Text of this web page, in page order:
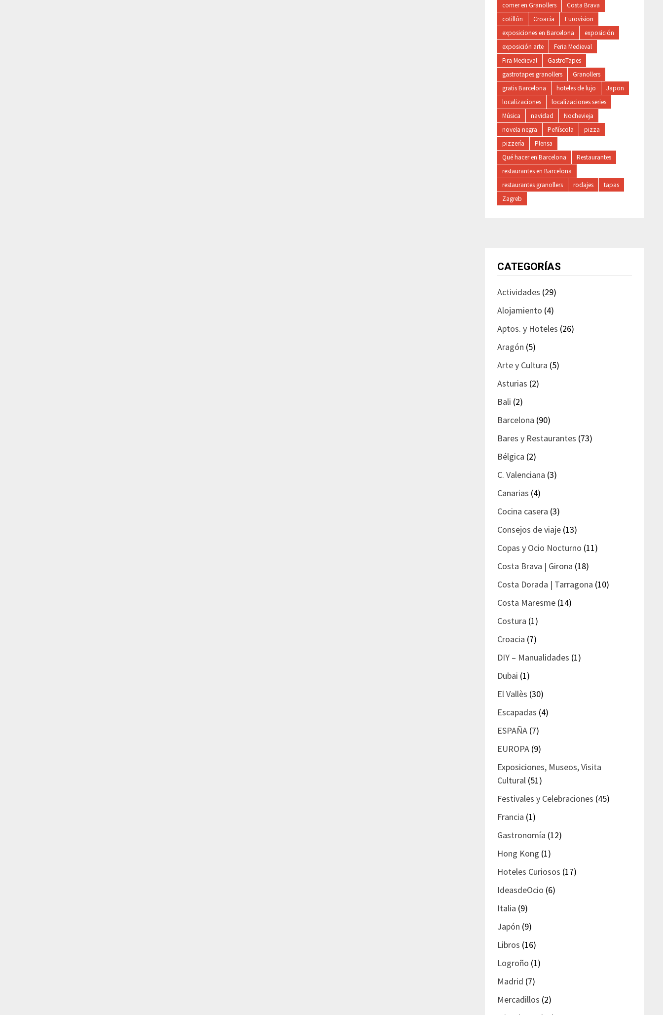
comer en Granollers
Costa Brava
cotillón
Croacia
Eurovision
exposiciones en Barcelona
exposición
exposición arte
Feria Medieval
Fira Medieval
GastroTapes
gastrotapes granollers
Granollers
gratis Barcelona
hoteles de lujo
Japon
localizaciones
localizaciones series
Música
navidad
Nochevieja
novela negra
Peñíscola
pizza
pizzería
Plensa
Qué hacer en Barcelona
Restaurantes
restaurantes en Barcelona
restaurantes granollers
rodajes
tapas
Zagreb
CATEGORÍAS
Actividades (29)
Alojamiento (4)
Aptos. y Hoteles (26)
Aragón (5)
Arte y Cultura (5)
Asturias (2)
Bali (2)
Barcelona (90)
Bares y Restaurantes (73)
Bélgica (2)
C. Valenciana (3)
Canarias (4)
Cocina casera (3)
Consejos de viaje (13)
Copas y Ocio Nocturno (11)
Costa Brava | Girona (18)
Costa Dorada | Tarragona (10)
Costa Maresme (14)
Costura (1)
Croacia (7)
DIY – Manualidades (1)
Dubai (1)
El Vallès (30)
Escapadas (4)
ESPAÑA (7)
EUROPA (9)
Exposiciones, Museos, Visita
Cultural (51)
Festivales y Celebraciones (45)
Francia (1)
Gastronomía (12)
Hong Kong (1)
Hoteles Curiosos (17)
IdeasdeOcio (6)
Italia (9)
Japón (9)
Libros (16)
Logroño (1)
Madrid (7)
Mercadillos (2)